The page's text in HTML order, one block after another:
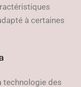
à certaines
technologie des